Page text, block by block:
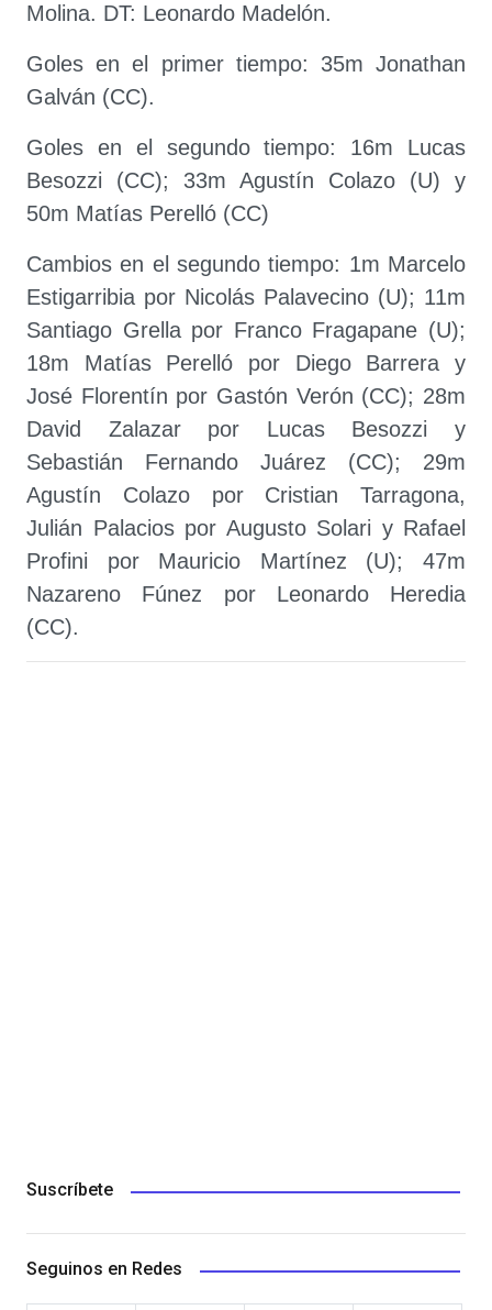
Molina. DT: Leonardo Madelón.
Goles en el primer tiempo: 35m Jonathan
Galván (CC).
Goles en el segundo tiempo: 16m Lucas
Besozzi (CC); 33m Agustín Colazo (U) y
50m Matías Perelló (CC)
Cambios en el segundo tiempo: 1m Marcelo
Estigarribia por Nicolás Palavecino (U); 11m
Santiago Grella por Franco Fragapane (U);
18m Matías Perelló por Diego Barrera y
José Florentín por Gastón Verón (CC); 28m
David Zalazar por Lucas Besozzi y
Sebastián Fernando Juárez (CC); 29m
Agustín Colazo por Cristian Tarragona,
Julián Palacios por Augusto Solari y Rafael
Profini por Mauricio Martínez (U); 47m
Nazareno Fúnez por Leonardo Heredia
(CC).
Suscríbete
Seguinos en Redes